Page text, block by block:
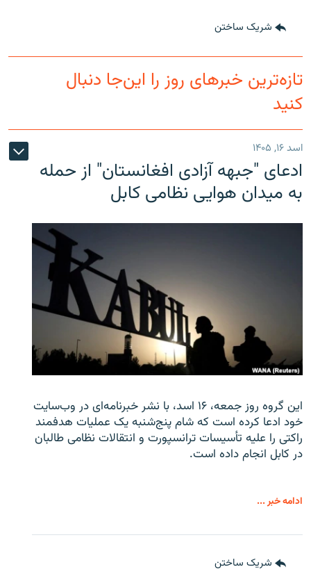
شریک ساختن
تازه‌ترین خبرهای روز را این‌جا دنبال
کنید
اسد ۱۶, ۱۴۰۵
ادعای "جبهه آزادی افغانستان" از حمله
به میدان هوایی نظامی کابل
این گروه روز جمعه، ۱۶ اسد، با نشر خبرنامه‌ای در وب‌سایت
خود ادعا کرده است که شام پنج‌شنبه یک عملیات هدفمند
راکتی را علیه تأسیسات ترانسپورت و انتقالات نظامی طالبان
در کابل انجام داده است.
ادامه خبر ...
شریک ساختن